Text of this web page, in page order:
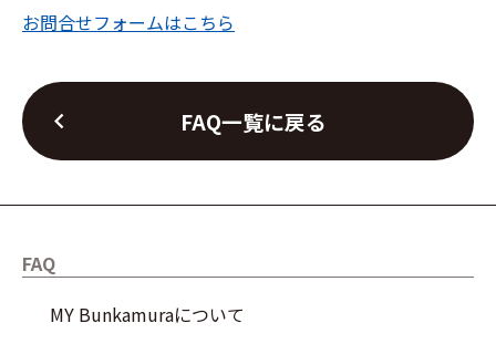
お問合せフォームはこちら
chevron_left FAQ一覧に戻る
FAQ
MY Bunkamuraについて